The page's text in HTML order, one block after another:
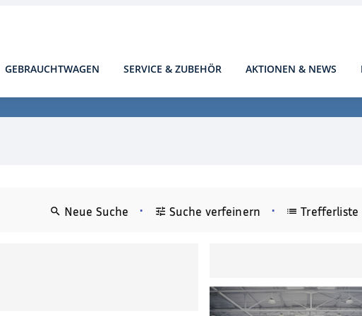
GEBRAUCHTWAGEN SERVICE & ZUBEHÖR AKTIONEN & NEWS
Neue Suche • Suche verfeinern • Trefferliste